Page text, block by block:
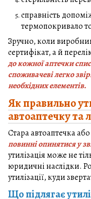
справність
термопокривало
Зручно, коли
сертифікат, а й
до кожної аптечки
споживачеві легко
необхідних елементів.
Як правильно
автоаптечку та
Стара автоаптечка
повинні опинятися у
утилізація може не
юридичні наслідки.
утилізації, куди
Що підлягає